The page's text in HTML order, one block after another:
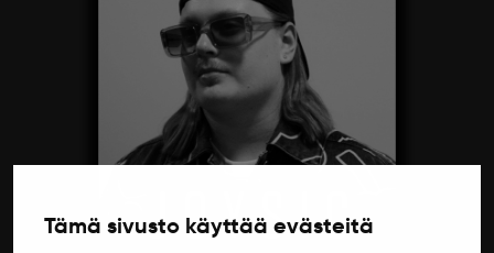
Tämä sivusto käyttää evästeitä